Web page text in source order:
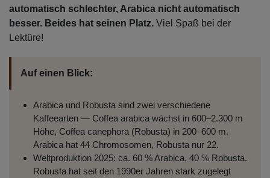
automatisch schlechter, Arabica nicht automatisch
besser. Beides hat seinen Platz. Viel Spaß bei der
Lektüre!
Auf einen Blick:
Arabica und Robusta sind zwei verschiedene
Kaffeearten — Coffea arabica wächst in 600–2.300 m
Höhe, Coffea canephora (Robusta) in 200–600 m.
Arabica hat 44 Chromosomen, Robusta nur 22.
Weltproduktion 2025: ca. 60 % Arabica, 40 % Robusta.
Robusta hat seit den 1990er Jahren stark zugelegt